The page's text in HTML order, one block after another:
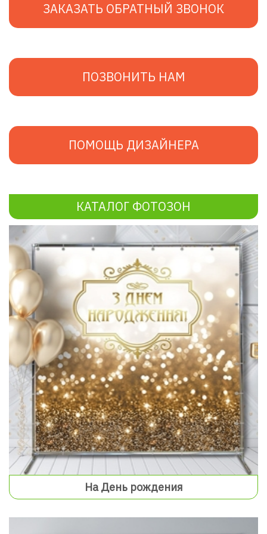
ЗАКАЗАТЬ ОБРАТНЫЙ ЗВОНОК
ПОЗВОНИТЬ НАМ
ПОМОЩЬ ДИЗАЙНЕРА
КАТАЛОГ ФОТОЗОН
На День рождения